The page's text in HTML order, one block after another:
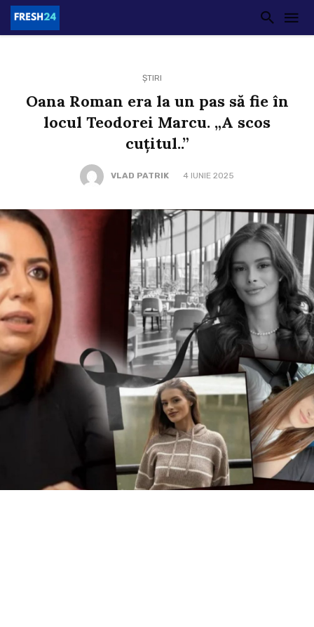
ȘTIRI
Oana Roman era la un pas să fie în
locul Teodorei Marcu. „A scos
cuțitul..”
VLAD PATRIK 4 IUNIE 2025